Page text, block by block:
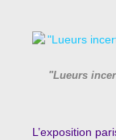
"Lueurs
L’exposition